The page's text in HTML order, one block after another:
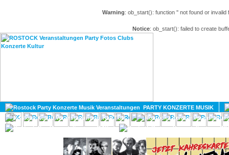
Warning: ob_start(): function '' not found or
Notice: ob_start(): failed to create
PARTY KONZERTE MUSIK
KULTUR
GAY